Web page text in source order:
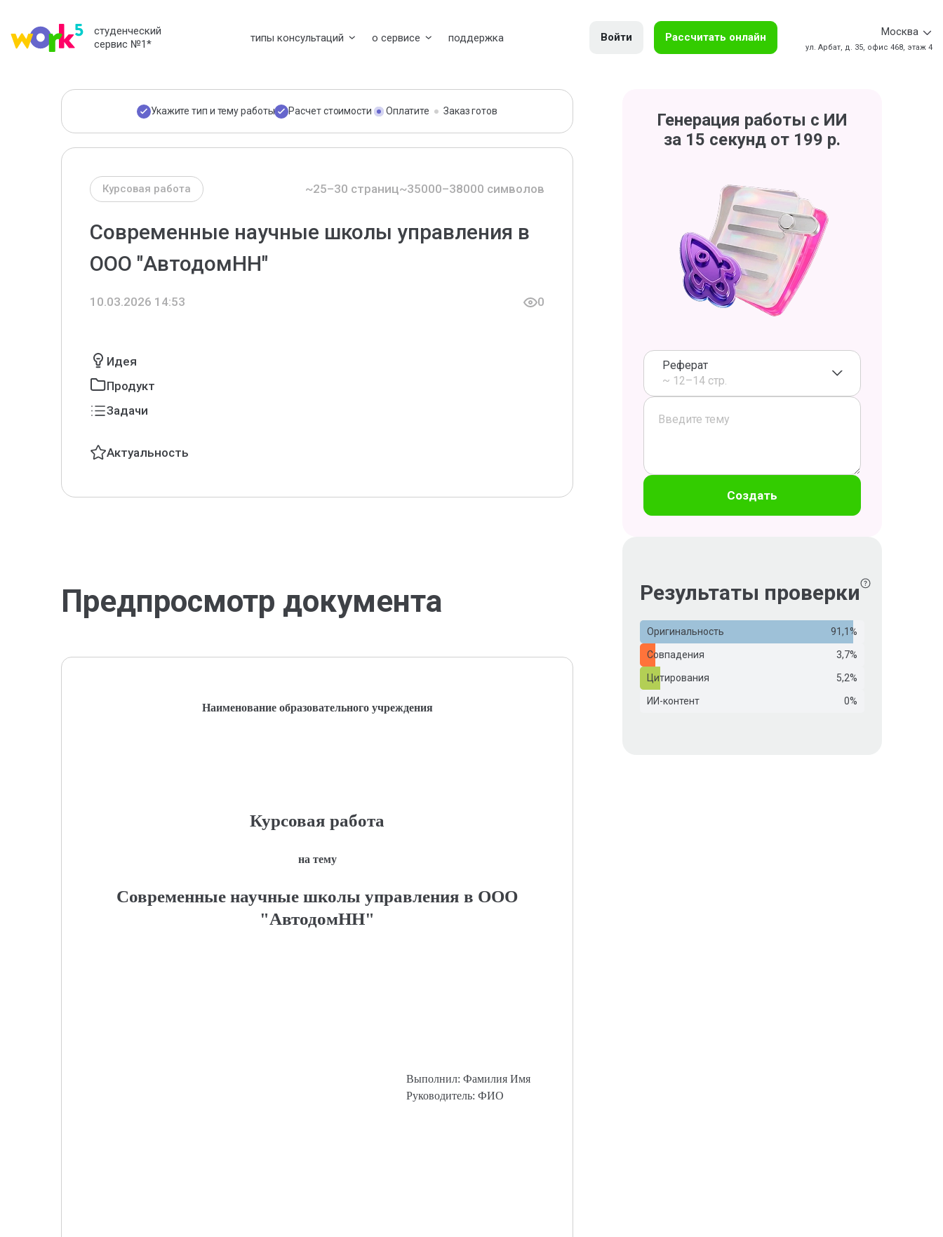
студенческий
сервис №1* типы консультаций о сервисе поддержка Войти Рассчитать онлайн Москва
ул. Арбат, д. 35, офис 468, этаж 4
Укажите тип и тему работы Расчет стоимости Оплатите Заказ готов
Курсовая работа ~25–30 страниц~35000–38000 символов
Современные научные школы управления в
ООО "АвтодомНН"
10.03.2026 14:53 0
Идея
Продукт
Задачи
Актуальность
Предпросмотр документа
Наименование образовательного учреждения
Курсовая работа
на тему
Современные научные школы управления в ООО
"АвтодомНН"
Выполнил: Фамилия Имя
Руководитель: ФИО
Генерация работы с ИИ
за 15 секунд от 199 р.
Реферат
~ 12–14 стр.
Создать
Результаты проверки
Оригинальность 91,1%
Совпадения 3,7%
Цитирования 5,2%
ИИ-контент 0%